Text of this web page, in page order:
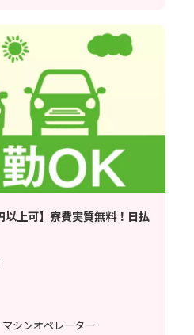
以上可】寮費実質無料！日払
シンオペレーター